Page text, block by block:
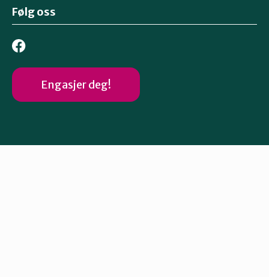
Følg oss
Engasjer deg!